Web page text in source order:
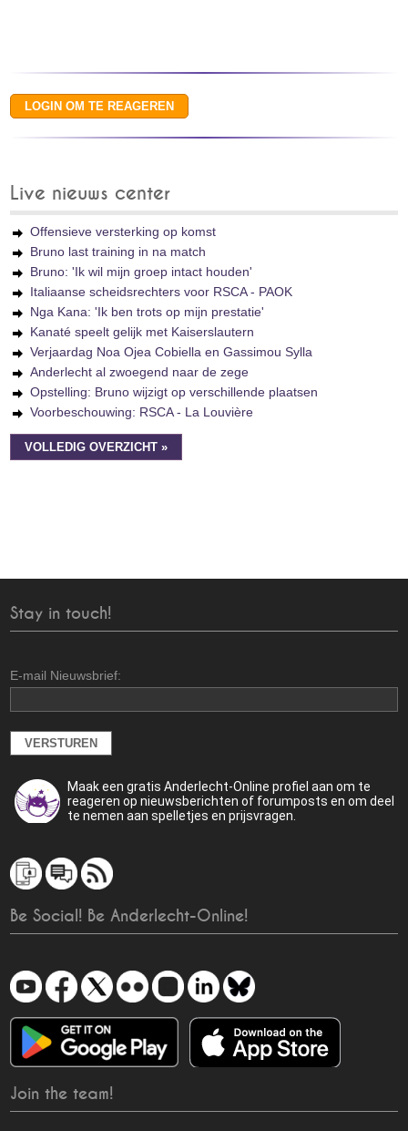
Live nieuws center
Offensieve versterking op komst
Bruno last training in na match
Bruno: 'Ik wil mijn groep intact houden'
Italiaanse scheidsrechters voor RSCA - PAOK
Nga Kana: 'Ik ben trots op mijn prestatie'
Kanaté speelt gelijk met Kaiserslautern
Verjaardag Noa Ojea Cobiella en Gassimou Sylla
Anderlecht al zwoegend naar de zege
Opstelling: Bruno wijzigt op verschillende plaatsen
Voorbeschouwing: RSCA - La Louvière
VOLLEDIG OVERZICHT »
Stay in touch!
E-mail Nieuwsbrief:
Maak een gratis Anderlecht-Online profiel aan om te
reageren op nieuwsberichten of forumposts en om deel
te nemen aan spelletjes en prijsvragen.
Be Social! Be Anderlecht-Online!
Join the team!